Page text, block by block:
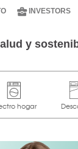
INVESTORS
y